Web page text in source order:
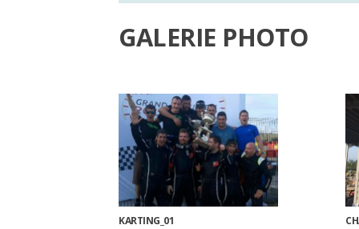
GALERIE PHOTO
KARTING_01